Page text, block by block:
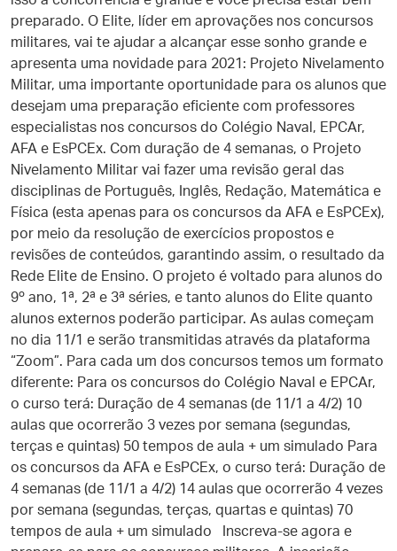
preparado. O Elite, líder em aprovações nos concursos
militares, vai te ajudar a alcançar esse sonho grande e
apresenta uma novidade para 2021: Projeto Nivelamento
Militar, uma importante oportunidade para os alunos que
desejam uma preparação eficiente com professores
especialistas nos concursos do Colégio Naval, EPCAr,
AFA e EsPCEx. Com duração de 4 semanas, o Projeto
Nivelamento Militar vai fazer uma revisão geral das
disciplinas de Português, Inglês, Redação, Matemática e
Física (esta apenas para os concursos da AFA e EsPCEx),
por meio da resolução de exercícios propostos e
revisões de conteúdos, garantindo assim, o resultado da
Rede Elite de Ensino. O projeto é voltado para alunos do
9º ano, 1ª, 2ª e 3ª séries, e tanto alunos do Elite quanto
alunos externos poderão participar. As aulas começam
no dia 11/1 e serão transmitidas através da plataforma
“Zoom”. Para cada um dos concursos temos um formato
diferente: Para os concursos do Colégio Naval e EPCAr,
o curso terá: Duração de 4 semanas (de 11/1 a 4/2) 10
aulas que ocorrerão 3 vezes por semana (segundas,
terças e quintas) 50 tempos de aula + um simulado Para
os concursos da AFA e EsPCEx, o curso terá: Duração de
4 semanas (de 11/1 a 4/2) 14 aulas que ocorrerão 4 vezes
por semana (segundas, terças, quartas e quintas) 70
tempos de aula + um simulado Inscreva-se agora e